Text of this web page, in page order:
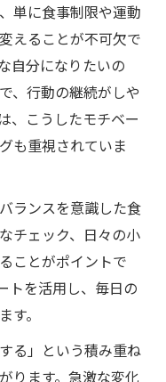
単に食事制限や運動
えることが不可欠で
自分になりたいの
、行動の継続がしや
、こうしたモチベー
も重視されていま
ランスを意識した食
チェック、日々の小
ことがポイントで
トを活用し、毎日の
。
る」という積み重ね
ります。急激な変化